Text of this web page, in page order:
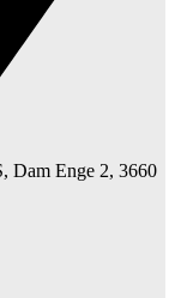
Dam Enge 2, 3660